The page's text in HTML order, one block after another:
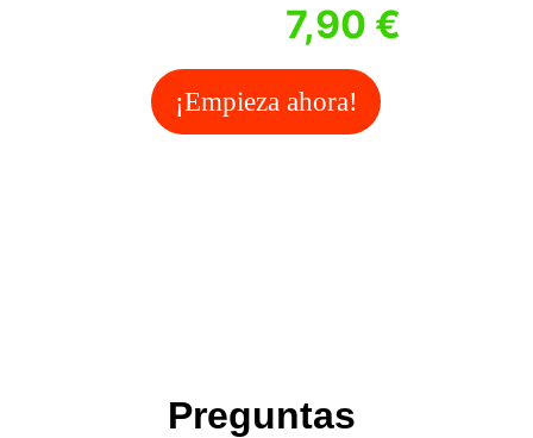
7,90 €
¡Empieza ahora!
Preguntas